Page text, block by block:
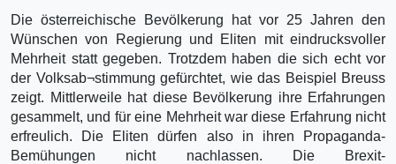
Die österreichische Bevölkerung hat vor 25 Jahren den
Wünschen von Regierung und Eliten mit eindrucksvoller
Mehrheit statt gegeben. Trotzdem haben die sich echt vor
der Volksab¬stimmung gefürchtet, wie das Beispiel Breuss
zeigt. Mittlerweile hat diese Bevölkerung ihre Erfahrungen
gesammelt, und für eine Mehrheit war diese Erfahrung nicht
erfreulich. Die Eliten dürfen also in ihren Propaganda-
Bemühungen nicht nachlassen. Die Brexit-